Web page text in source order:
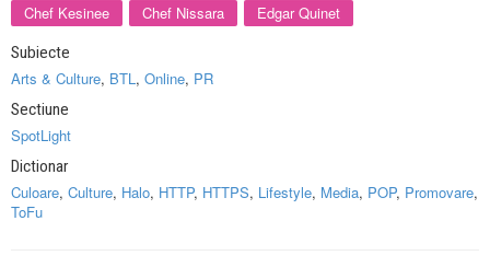
Chef Kesinee Chef Nissara Edgar Quinet
Subiecte
Arts & Culture, BTL, Online, PR
Sectiune
SpotLight
Dictionar
Culoare, Culture, Halo, HTTP, HTTPS, Lifestyle, Media, POP, Promovare,
ToFu